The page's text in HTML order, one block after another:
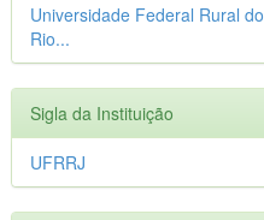
Universidade Federal Rural do
Rio...
Sigla da Instituição
UFRRJ